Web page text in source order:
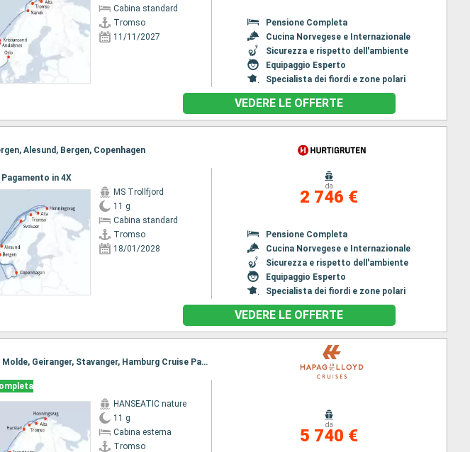
Cabina standard
Tromso
11/11/2027
Pensione Completa
Cucina Norvegese e Internazionale
Sicurezza e rispetto dell'ambiente
Equipaggio Esperto
Specialista dei fiordi e zone polari
VEDERE LE OFFERTE
Alesund, Bergen, Copenhagen
Pagamento in 4X
MS Trollfjord
11 g
Cabina standard
Tromso
18/01/2028
da
2 746 €
Pensione Completa
Cucina Norvegese e Internazionale
Sicurezza e rispetto dell'ambiente
Equipaggio Esperto
Specialista dei fiordi e zone polari
VEDERE LE OFFERTE
Itinerario : Tromso, Honningsvag, Alta, Harstad, Trondheim, Molde, Geiranger, Stavanger, Hamburg Cruise Parade
HANSEATIC nature
11 g
Cabina esterna
Tromso
da
5 740 €